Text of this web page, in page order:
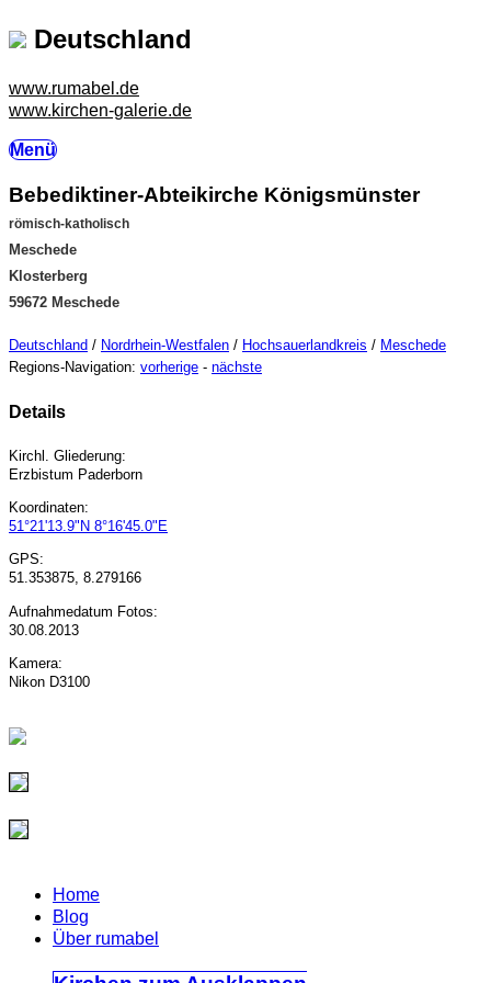
Deutschland
www.rumabel.de
www.kirchen-galerie.de
Menü
Bebediktiner-Abteikirche Königsmünster
römisch-katholisch
Meschede
Klosterberg
59672 Meschede
Deutschland / Nordrhein-Westfalen / Hochsauerlandkreis / Meschede
Regions-Navigation: vorherige - nächste
Details
Kirchl. Gliederung:
Erzbistum Paderborn
Koordinaten:
51°21'13.9"N 8°16'45.0"E
GPS:
51.353875, 8.279166
Aufnahmedatum Fotos:
30.08.2013
Kamera:
Nikon D3100
Home
Blog
Über rumabel